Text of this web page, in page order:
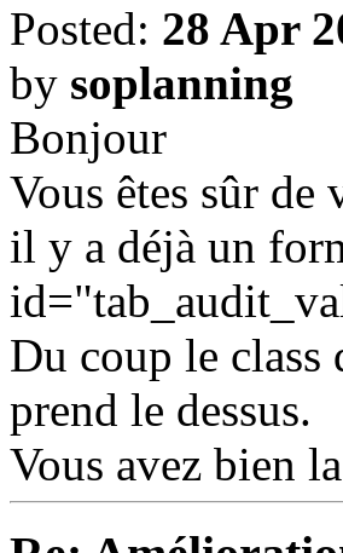
Posted: 28 Apr
by soplanning
Bonjour
Vous êtes sûr de
il y a déjà un
Du coup le class
prend le dessus.
Vous avez bien